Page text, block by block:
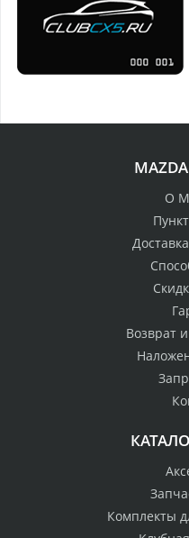
О
Возврат
Комплекты